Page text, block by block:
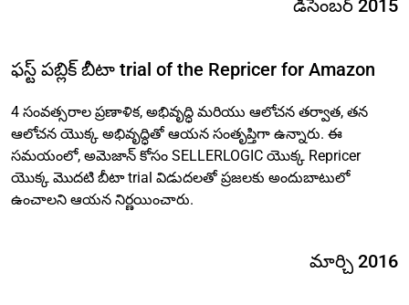
డిసెంబర్ 2015
ఫస్ట్ పబ్లిక్ బీటా trial of the Repricer for Amazon
4 సంవత్సరాల ప్రణాళిక, అభివృద్ధి మరియు ఆలోచన తర్వాత, తన
ఆలోచన యొక్క అభివృద్ధితో ఆయన సంతృప్తిగా ఉన్నారు. ఈ
సమయంలో, అమెజాన్ కోసం SELLERLOGIC యొక్క Repricer
యొక్క మొదటి బీటా trial విడుదలతో ప్రజలకు అందుబాటులో
ఉంచాలని ఆయన నిర్ణయించారు.
మార్చి 2016